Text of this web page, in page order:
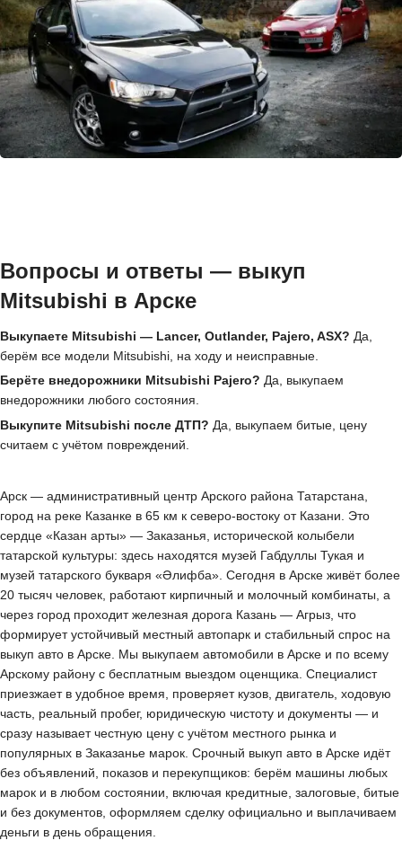
Вопросы и ответы — выкуп
Mitsubishi в Арске
Выкупаете Mitsubishi — Lancer, Outlander, Pajero, ASX? Да,
берём все модели Mitsubishi, на ходу и неисправные.
Берёте внедорожники Mitsubishi Pajero? Да, выкупаем
внедорожники любого состояния.
Выкупите Mitsubishi после ДТП? Да, выкупаем битые, цену
считаем с учётом повреждений.
Арск — административный центр Арского района Татарстана,
город на реке Казанке в 65 км к северо-востоку от Казани. Это
сердце «Казан арты» — Заказанья, исторической колыбели
татарской культуры: здесь находятся музей Габдуллы Тукая и
музей татарского букваря «Әлифба». Сегодня в Арске живёт более
20 тысяч человек, работают кирпичный и молочный комбинаты, а
через город проходит железная дорога Казань — Агрыз, что
формирует устойчивый местный автопарк и стабильный спрос на
выкуп авто в Арске. Мы выкупаем автомобили в Арске и по всему
Арскому району с бесплатным выездом оценщика. Специалист
приезжает в удобное время, проверяет кузов, двигатель, ходовую
часть, реальный пробег, юридическую чистоту и документы — и
сразу называет честную цену с учётом местного рынка и
популярных в Заказанье марок. Срочный выкуп авто в Арске идёт
без объявлений, показов и перекупщиков: берём машины любых
марок и в любом состоянии, включая кредитные, залоговые, битые
и без документов, оформляем сделку официально и выплачиваем
деньги в день обращения.